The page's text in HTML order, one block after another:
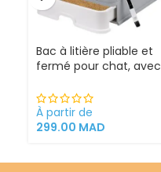
Bac à litière pliable et
fermé pour chat, avec
À partir de
299.00 MAD